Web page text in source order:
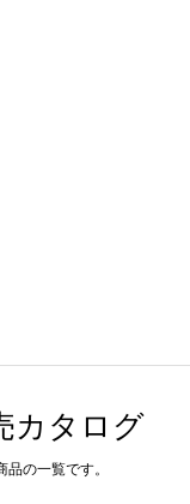
カタログ
の一覧です。